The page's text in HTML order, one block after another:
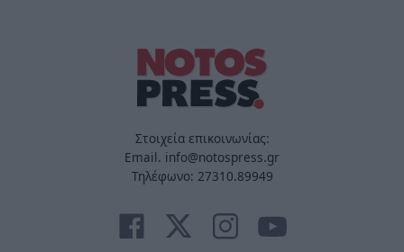
Στοιχεία επικοινωνίας:
Email. info@notospress.gr
Τηλέφωνο: 27310.89949